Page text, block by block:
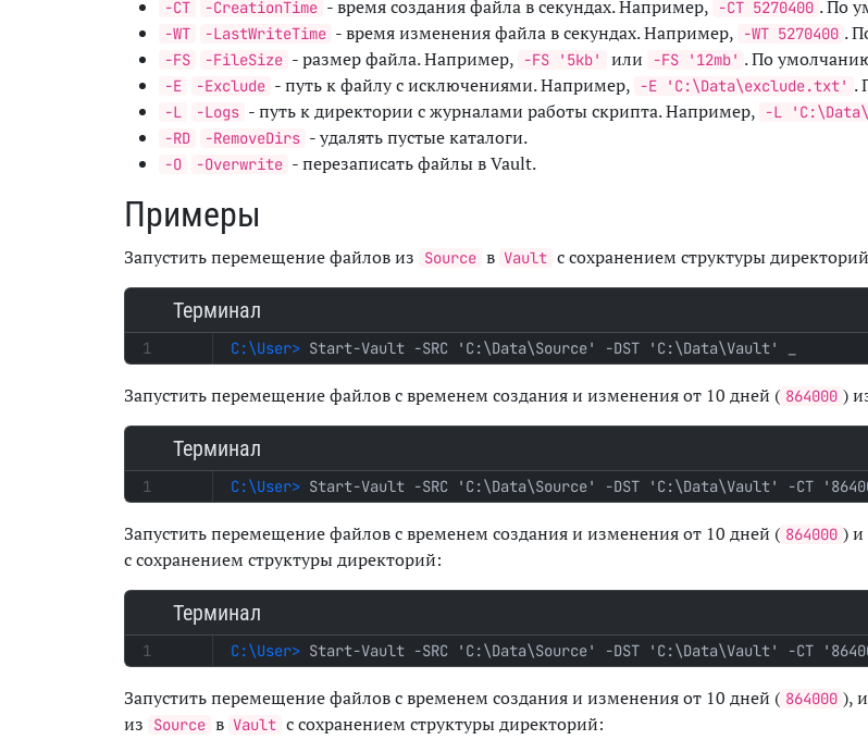
-CT -CreationTime - время создания файла в секундах. Например, -CT 5270400 . По
-WT -LastWriteTime - время изменения файла в секундах. Например, -WT 5270400 .
-FS -FileSize - размер файла. Например, -FS '5kb' или -FS '12mb' . По
-E -Exclude - путь к файлу с исключениями. Например, -E 'C:\Data\exclude.txt' .
-L -Logs - путь к директории с журналами работы скрипта. Например, -L
-RD -RemoveDirs - удалять пустые каталоги.
-O -Overwrite - перезаписать файлы в Vault.
Примеры
Запустить перемещение файлов из Source в Vault с сохранением структуры
Терминал
Start-Vault -SRC 'C:\Data\Source' -DST 'C:\Data\Vault'
Запустить перемещение файлов с временем создания и изменения от 10 дней ( 864000 )
Терминал
Start-Vault -SRC 'C:\Data\Source' -DST 'C:\Data\Vault' -CT
Запустить перемещение файлов с временем создания и изменения от 10 дней ( 864000 ) и
с сохранением структуры директорий:
Терминал
Start-Vault -SRC 'C:\Data\Source' -DST 'C:\Data\Vault' -CT
Запустить перемещение файлов с временем создания и изменения от 10 дней ( 864000 ),
из
Source в Vault с сохранением структуры директорий: